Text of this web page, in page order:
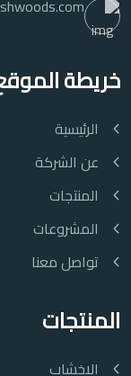
خريطة
الرئيسية
عن الشركة
المنتجات
المشروعات
تواصل معنا
المنتجات
الاخشاب